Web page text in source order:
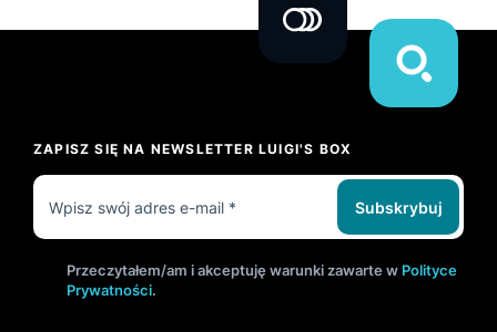
ZAPISZ SIĘ NA NEWSLETTER LUIGI'S BOX
Subskrybuj
Przeczytałem/am i akceptuję warunki zawarte w Polityce
Prywatności.